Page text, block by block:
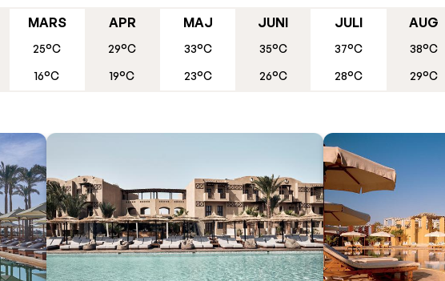
hotell samt Abu Tig Marina. Både snorkling och dykning bör bokas som
trivas i El Gouna. Stadens välplanerade och mycket välskötta golfbana,
både professionella golfare och amatörer. Om du föredrar wellness
en av El Gounas härliga spa-center där du kan njuta av alla möjliga
på påkostade och varierade bufféer på hotellen. Vill du gå ut och äta
runt den vackra marinan. Här njuter du av de ljumma kvällarna på
MARS
25°C
16°C
APR
29°C
19°C
MAJ
33°C
23°C
JUNI
35°C
26°C
JULI
37°C
28°C
AUG
38°C
29°C